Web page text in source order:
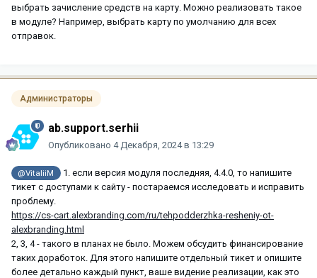
выбрать зачисление средств на карту. Можно реализовать такое
в модуле? Например, выбрать карту по умолчанию для всех
отправок.
Администраторы
ab.support.serhii
Опубликовано 4 Декабря, 2024 в 13:29
@VitaliiM
1. если версия модуля последняя, 4.4.0, то напишите
тикет с доступами к сайту - постараемся исследовать и исправить
проблему.
https://cs-cart.alexbranding.com/ru/tehpodderzhka-resheniy-ot-
alexbranding.html
2, 3, 4 - такого в планах не было. Можем обсудить финансирование
таких доработок. Для этого напишите отдельный тикет и опишите
более детально каждый пункт, ваше видение реализации, как это